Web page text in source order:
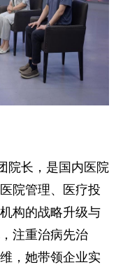
院长，是国内医院
院管理、医疗投
构的战略升级与
注重治病先治
，她带领企业实